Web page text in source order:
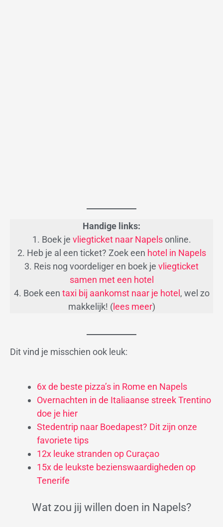
Handige links:
1. Boek je vliegticket naar Napelsonline.
2. Heb je al een ticket? Zoek een hotel in Napels
3. Reis nog voordeliger en boek je vliegticket
samen met een hotel
4. Boek een taxi bij aankomst naar je hotel , wel zo
makkelijk! (lees meer)
Dit vind je misschien ook leuk:
6x de beste pizza’s in Rome en Napels
Overnachten in de Italiaanse streek Trentino
doe je hier
Stedentrip naar Boedapest? Dit zijn onze
favoriete tips
12x leuke stranden op Curaçao
15x de leukste bezienswaardigheden op
Tenerife
Wat zou jij willen doen in Napels?